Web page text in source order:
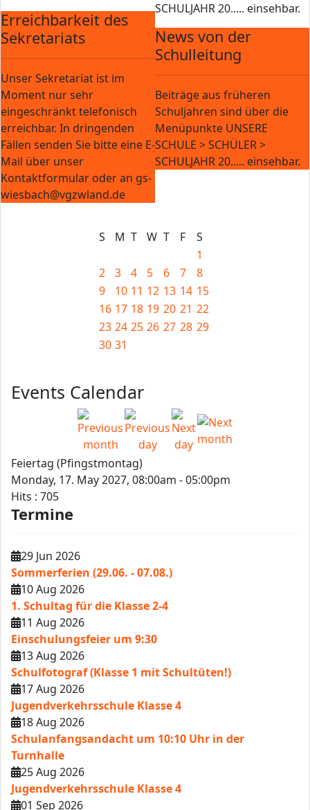
Erreichbarkeit des
Sekretariats
Unser Sekretariat ist im
Moment nur sehr
eingeschränkt telefonisch
erreichbar. In dringenden
Fällen senden Sie bitte eine E-
Mail über unser
Kontaktformular oder an gs-
wiesbach@vgzwland.de
SCHULJAHR 20..... einsehbar.
News von der
Schulleitung
Beiträge aus früheren
Schuljahren sind über die
Menüpunkte UNSERE
SCHULE > SCHÜLER >
SCHULJAHR 20..... einsehbar.
S M T W T F
S
1
2
3 4 5 6 7
8
9
10 11 12 13 14 15
16 17 18 19 20 21 22
23 24 25 26 27 28 29
30 31
Events Calendar
Feiertag (Pfingstmontag)
Monday, 17. May 2027, 08:00am - 05:00pm
Hits : 705
Termine
29 Jun 2026
Sommerferien (29.06. - 07.08.)
10 Aug 2026
1. Schultag für die Klasse 2-4
11 Aug 2026
Einschulungsfeier um 9:30
13 Aug 2026
Schulfotograf (Klasse 1 mit Schultüten!)
17 Aug 2026
Jugendverkehrsschule Klasse 4
18 Aug 2026
Schulanfangsandacht um 10:10 Uhr in der
Turnhalle
25 Aug 2026
Jugendverkehrsschule Klasse 4
01 Sep 2026